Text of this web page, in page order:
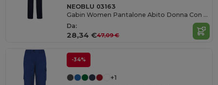
NEOBLU 03163
Gabin Women Pantalone Abito Donna Con Vita Elasticizzata
Da:
28,34 €47,09 €
-34%
+1